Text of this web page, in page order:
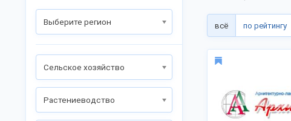
всё по рейтингу
Выберите регион
Сельское хозяйство
Растениеводство